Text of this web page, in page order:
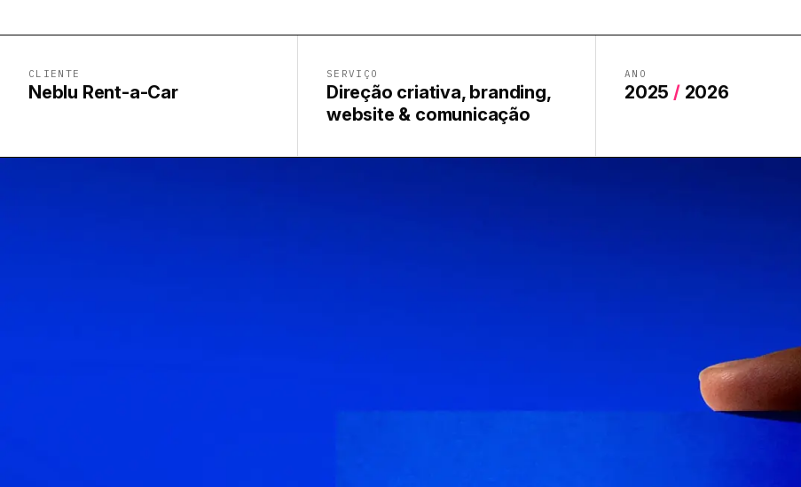
CLIENTE
Neblu Rent-a-Car
SERVIÇO
Direção criativa, branding,
website & comunicação
ANO
2025 / 2026